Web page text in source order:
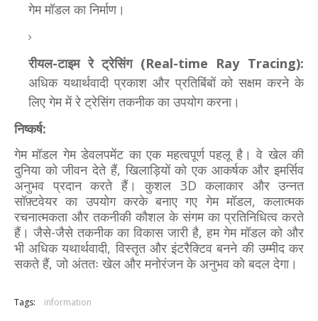
गेम मॉडल का निर्माण।
रीयल-टाइम रे ट्रेसिंग (Real-time Ray Tracing):
अधिक यथार्थवादी प्रकाश और प्रतिबिंबों को सक्षम करने के
लिए गेम में रे ट्रेसिंग तकनीक का उपयोग करना।
निष्कर्ष:
गेम मॉडल गेम डेवलपमेंट का एक महत्वपूर्ण पहलू है। वे खेल की
दुनिया को जीवन देते हैं, खिलाड़ियों को एक आकर्षक और इमर्सिव
अनुभव प्रदान करते हैं। कुशल 3D कलाकार और उन्नत
सॉफ़्टवेयर का उपयोग करके बनाए गए गेम मॉडल, कलात्मक
रचनात्मकता और तकनीकी कौशल के संगम का प्रतिनिधित्व करते
हैं। जैसे-जैसे तकनीक का विकास जारी है, हम गेम मॉडल को और
भी अधिक यथार्थवादी, विस्तृत और इंटरैक्टिव बनने की उम्मीद कर
सकते हैं, जो अंततः खेल और मनोरंजन के अनुभव को बदल देगा।
Tags: information